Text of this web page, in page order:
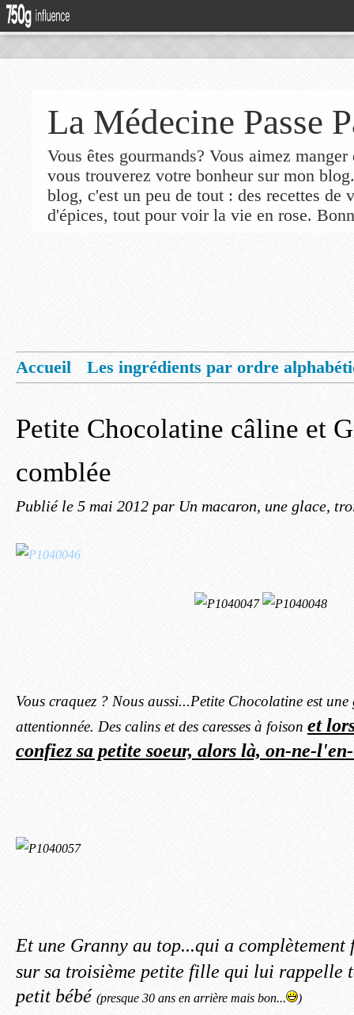
La Médecine Passe
Vous êtes gourmands? Vous aimez
vous trouverez votre bonheur sur mon
blog, c'est un peu de tout : des recettes de
d'épices, tout pour voir la vie en rose.
Accueil
Les ingrédients par ordre
Petite Chocolatine câline et
comblée
Publié le 5 mai 2012 par Un macaron, une glace,
Vous craquez ? Nous aussi...Petite Chocolatine est
attentionnée. Des calins et des caresses à foison et
confiez sa petite soeur, alors là, on-ne-
Et une Granny au top...qui a
sur sa troisième petite fille qui lui rappelle
petit bébé (presque 30 ans en arrière mais bon... )